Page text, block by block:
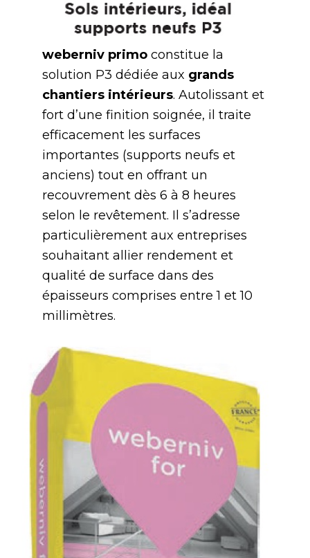
weberniv primo constitue la
solution P3 dédiée aux grands
chantiers intérieurs. Autolissant et
fort d’une finition soignée, il traite
efficacement les surfaces
importantes (supports neufs et
anciens) tout en offrant un
recouvrement dès 6 à 8 heures
selon le revêtement. Il s’adresse
particulièrement aux entreprises
souhaitant allier rendement et
qualité de surface dans des
épaisseurs comprises entre 1 et 10
millimètres.